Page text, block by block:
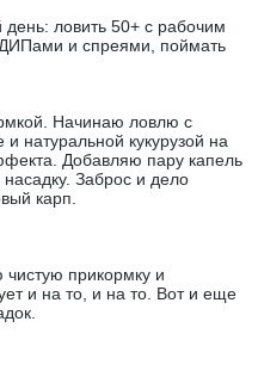
ловить 50+ с рабочим
и спреями, поймать
Начинаю ловлю с
и натуральной кукурузой на
Добавляю пару капель
Заброс и дело
карп.
прикормку и
и на то, и на то. Вот и еще